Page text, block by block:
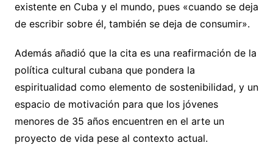
existente en Cuba y el mundo, pues «cuando se deja
de escribir sobre él, también se deja de consumir».
Además añadió que la cita es una reafirmación de la
política cultural cubana que pondera la
espiritualidad como elemento de sostenibilidad, y un
espacio de motivación para que los jóvenes
menores de 35 años encuentren en el arte un
proyecto de vida pese al contexto actual.